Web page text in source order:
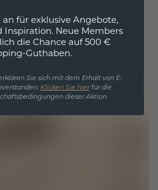
Es wird zu Ihrem Symbol
Momente, das dazu
getragen und geschätzt
an für exklusive Angebote,
Inspiration. Neue Members
die Chance auf 500 €
Guthaben.
Sie sich mit dem Erhalt von E-
Klicken Sie hierfür die
dieser Aktion.